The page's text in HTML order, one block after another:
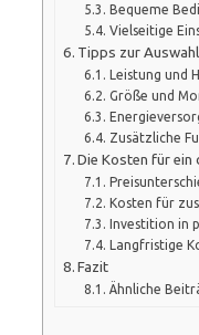
Bequeme
Vielseitige
Tipps zur
Leistung und
Größe und
Zusätzliche
Die Kosten für ein
Kosten für
Investition in
Langfristige
Fazit
Ähnliche